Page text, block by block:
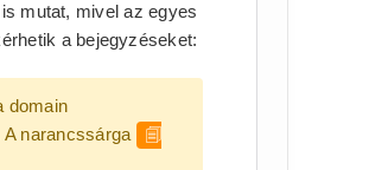
mutat, mivel az egyes
a bejegyzéseket:
domain
A narancssárga
🗐